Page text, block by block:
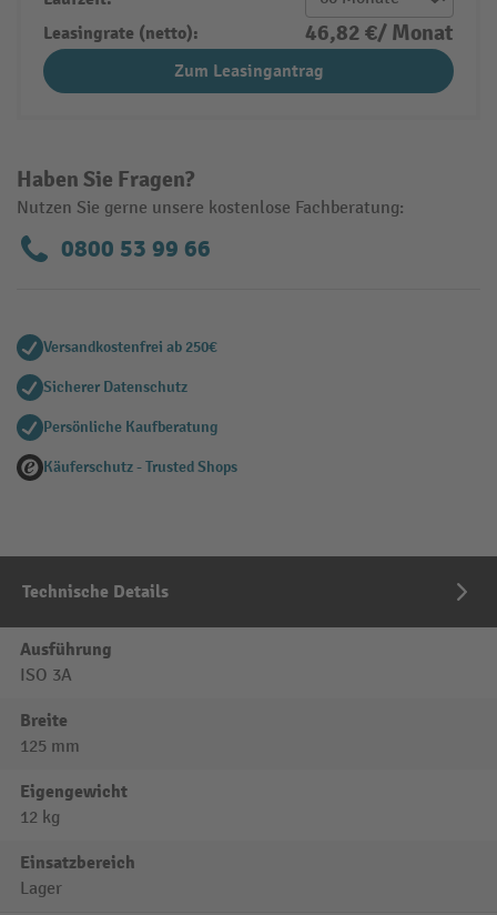
Haben Sie Fragen?
Nutzen Sie gerne unsere kostenlose Fachberatung:
0800 53 99 66
Leasingrate (netto):
46,82 €/ Monat
Zum Leasingantrag
Versandkostenfrei ab 250€
Sicherer Datenschutz
Persönliche Kaufberatung
Käuferschutz - Trusted Shops
Technische Details
Ausführung
ISO 3A
Breite
125 mm
Eigengewicht
12 kg
Einsatzbereich
Lager